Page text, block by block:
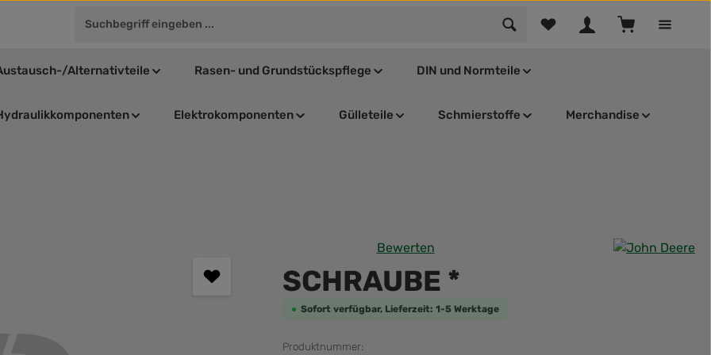
Du hast 0 Produkte auf dem
Alternativteile Rasen- und Grundstückspflege DIN und Normteile
Elektrokomponenten Gülleteile Schmierstoffe Merchandise
Durchschnittliche Bewertung von 0 von 5 Sternen
Bewerten
SCHRAUBE *
Sofort verfügbar, Lieferzeit: 1-5 Werktage
Produktnummer: